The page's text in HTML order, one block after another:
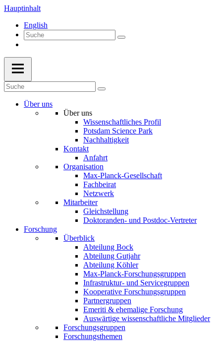
Hauptinhalt
English
Über uns
Über uns
Wissenschaftliches Profil
Potsdam Science Park
Nachhaltigkeit
Kontakt
Anfahrt
Organisation
Max-Planck-Gesellschaft
Fachbeirat
Netzwerk
Mitarbeiter
Gleichstellung
Doktoranden- und Postdoc-Vertreter
Forschung
Überblick
Abteilung Bock
Abteilung Gutjahr
Abteilung Köhler
Max-Planck-Forschungsgruppen
Infrastruktur- und Servicegruppen
Kooperative Forschungsgruppen
Partnergruppen
Emeriti & ehemalige Forschung
Auswärtige wissenschaftliche Mitglieder
Forschungsgruppen
Forschungsthemen